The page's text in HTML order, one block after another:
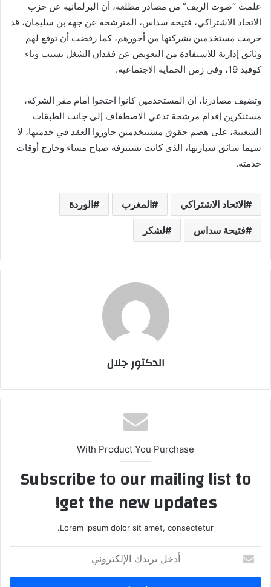
علمت “صوت الريف” من مصادر مطلعة، أن البرلمانية عن حزب
الاتحاد الاشتراكي، فتيحة سداس، المترشحة عن جهة بن سليمان، قد
حرمت مستخدمين بشركتها من أجورهم، كما رفضت أن توقع لهم
وثائق إدارية للاستفادة من التعويض عن فقدان الشغل بسبب وباء
كوفيد 19، وفي زمن الحماية الاجتماعية.
وتضيف مصادرنا، أن المستخدمين كانوا احتجوا أمام مقر الشركة،
مستنكرين إقدام مرشحة تدعي الاصطفاف إلى جانب الطبقات
الشعبية، على هضم حقوق مستتخدمين جاوزوا العقد في خدمتها، لا
سيما سائق سيارتها، الذي كانت تستنزفه صباح مساء وخارج أوقات
خدمته.
الاتحاد الاشتراكي المغرب الوردة
فتيحة سداس لشكر
الدكتور جلال
With Product You Purchase
Subscribe to our mailing list to
get the new updates!
Lorem ipsum dolor sit amet, consectetur.
بريدك
الإلكتروني